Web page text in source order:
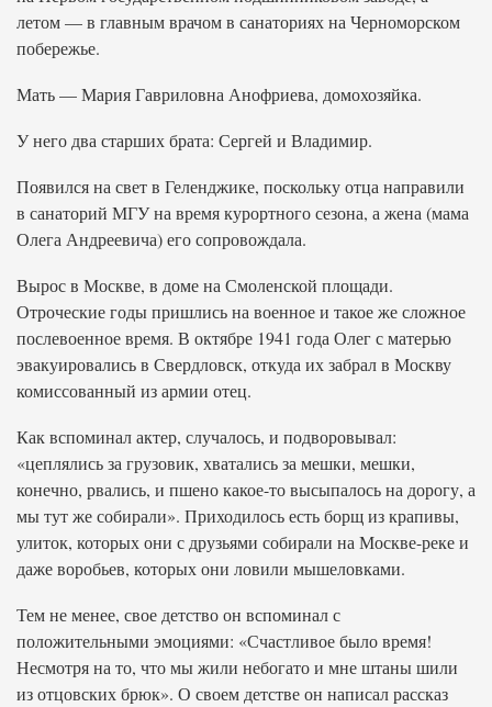
летом — в главным врачом в санаториях на Черноморском
побережье.
Мать — Мария Гавриловна Анофриева, домохозяйка.
У него два старших брата: Сергей и Владимир.
Появился на свет в Геленджике, поскольку отца направили
в санаторий МГУ на время курортного сезона, а жена (мама
Олега Андреевича) его сопровождала.
Вырос в Москве, в доме на Смоленской площади.
Отроческие годы пришлись на военное и такое же сложное
послевоенное время. В октябре 1941 года Олег с матерью
эвакуировались в Свердловск, откуда их забрал в Москву
комиссованный из армии отец.
Как вспоминал актер, случалось, и подворовывал:
«цеплялись за грузовик, хватались за мешки, мешки,
конечно, рвались, и пшено какое-то высыпалось на дорогу, а
мы тут же собирали». Приходилось есть борщ из крапивы,
улиток, которых они с друзьями собирали на Москве-реке и
даже воробьев, которых они ловили мышеловками.
Тем не менее, свое детство он вспоминал с
положительными эмоциями: «Счастливое было время!
Несмотря на то, что мы жили небогато и мне штаны шили
из отцовских брюк». О своем детстве он написал рассказ